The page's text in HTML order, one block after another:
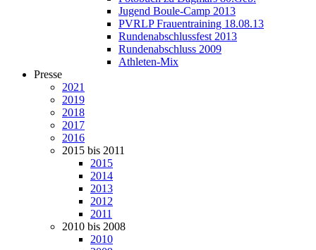
Jugend Boule-Camp 2013
PVRLP Frauentraining 18.08.13
Rundenabschlussfest 2013
Rundenabschluss 2009
Athleten-Mix
Presse
2021
2019
2018
2017
2016
2015 bis 2011
2015
2014
2013
2012
2011
2010 bis 2008
2010